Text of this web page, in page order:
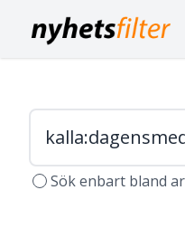
Sök enbart bland